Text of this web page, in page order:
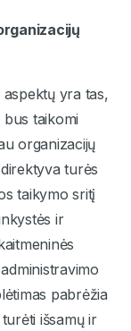
aspektų yra tas,
taikomi
organizacijų
turės
taikymo sritį
ir
pabrėžia
išsamų ir